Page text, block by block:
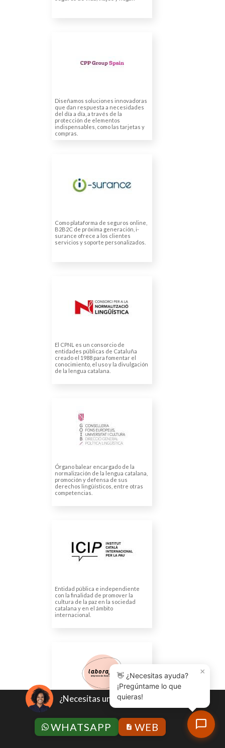
Diseñamos soluciones innovadoras
que dan respuesta a necesidades
del día a día, a través de la
protección de elementos
indispensables, como las tarjetas y
compras.
Traducciones legales
Como plataforma de seguros online,
B2B2C de próxima generación, i-
surance ofrece a los clientes
servicios y soporte personalizados.
Traducción de información
sobre productos
El CPNL es un consorcio de
entidades públicas de Cataluña
creado el 1988 para fomentar el
conocimiento, el uso y la divulgación
de la lengua catalana.
LINGÜÍSTICA
Traducciones de guías
Traducción a urdú
Órgano balear encargado de la
normalización de la lengua catalana,
promoción y defensa de sus
derechos lingüísticos, entre otras
competencias.
POLÍTICA LINGÜÍSTICA
Traducción y subtitulación de
vídeo
Entidad pública e independiente
con la finalidad de promover la
cultura de la paz en la sociedad
catalana y en el ámbito
internacional.
PAU
Traducción de publicación al
formación sociolaboral de personas
en situación de exclusión social
como tránsito al empleo ordinario.
Traducción jurada de
escrituras
×
👋 ¿Necesitas ayuda?
¡Pregúntame lo que
quieras!
¿Necesitas un presupuesto?
WHATSAPP WEB